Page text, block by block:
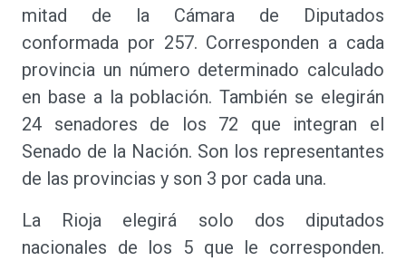
mitad de la Cámara de Diputados
conformada por 257. Corresponden a cada
provincia un número determinado calculado
en base a la población. También se elegirán
24 senadores de los 72 que integran el
Senado de la Nación. Son los representantes
de las provincias y son 3 por cada una.
La Rioja elegirá solo dos diputados
nacionales de los 5 que le corresponden.